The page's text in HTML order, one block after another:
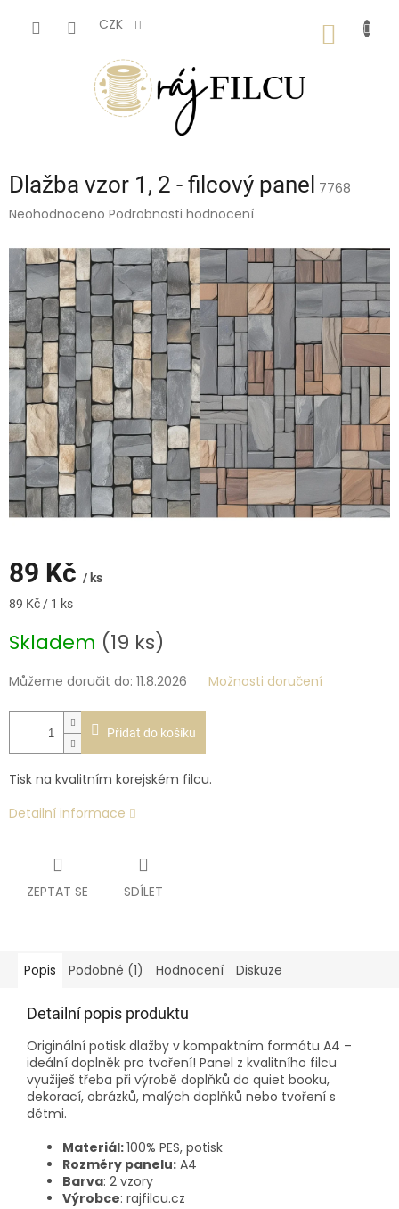
CZK
Dlažba vzor 1, 2 - filcový panel 7768
Průměrné
produktu
0,0
z
5
hvězdiček.
Neohodnoceno Podrobnosti hodnocení
89 Kč / ks
Měrná
89 Kč / 1 ks
Skladem (19 ks)
Můžeme doručit do: 11.8.2026 Možnosti doručení
Přidat do košíku
Tisk na kvalitním korejském filcu.
Detailní informace
ZEPTAT SE SDÍLET
Popis Podobné (1) Hodnocení Diskuze
Detailní popis produktu
Originální potisk dlažby v kompaktním formátu A4 –
ideální doplněk pro tvoření! Panel z kvalitního filcu
využiješ třeba při výrobě doplňků do quiet booku,
dekorací, obrázků, malých doplňků nebo tvoření s
dětmi.
Materiál:100% PES, potisk
Rozměry panelu: A4
Barva: 2 vzory
Výrobce: rajfilcu.cz